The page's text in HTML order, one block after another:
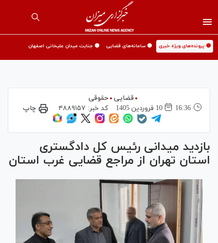
🟡 پرونده‌های ویژه خبری 🟡 سامانه‌های قضایی 🟡 جنایت میدان علیخانی اصفهان
قضایی حقوقی
16:36
10 فروردين 1405 کد خبر: ۴۸۸۹۱۵۷ چاپ
بازدید میدانی رئیس کل دادگستری
استان تهران از مراجع قضایی غرب استان